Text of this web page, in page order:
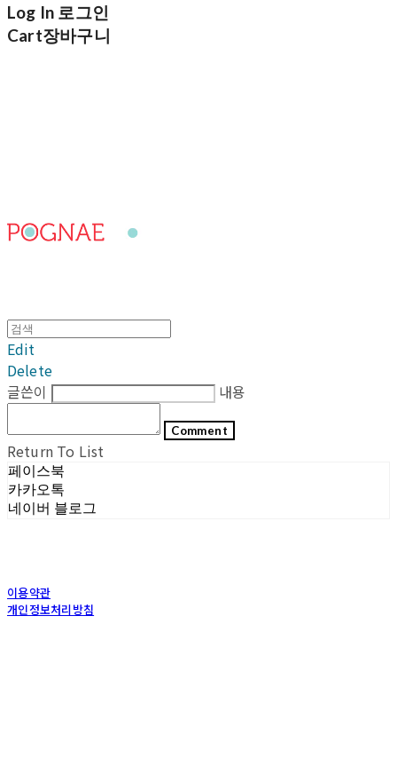
Log In 로그인
Cart장바구니
Edit
Delete
글쓴이
내용
Comment
Return To List
페이스북
카카오톡
네이버 블로그
이용약관
개인정보처리방침